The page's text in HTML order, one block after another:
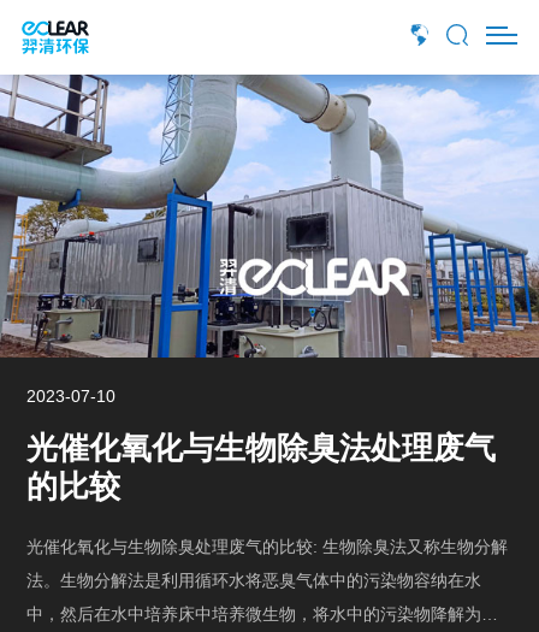
2023-07-10
光催化氧化与生物除臭法处理废气
的比较
光催化氧化与生物除臭处理废气的比较: 生物除臭法又称生物分解
法。生物分解法是利用循环水将恶臭气体中的污染物容纳在水
中，然后在水中培养床中培养微生物，将水中的污染物降解为低
玻璃钢生物滤池 生物除臭塔适应范围